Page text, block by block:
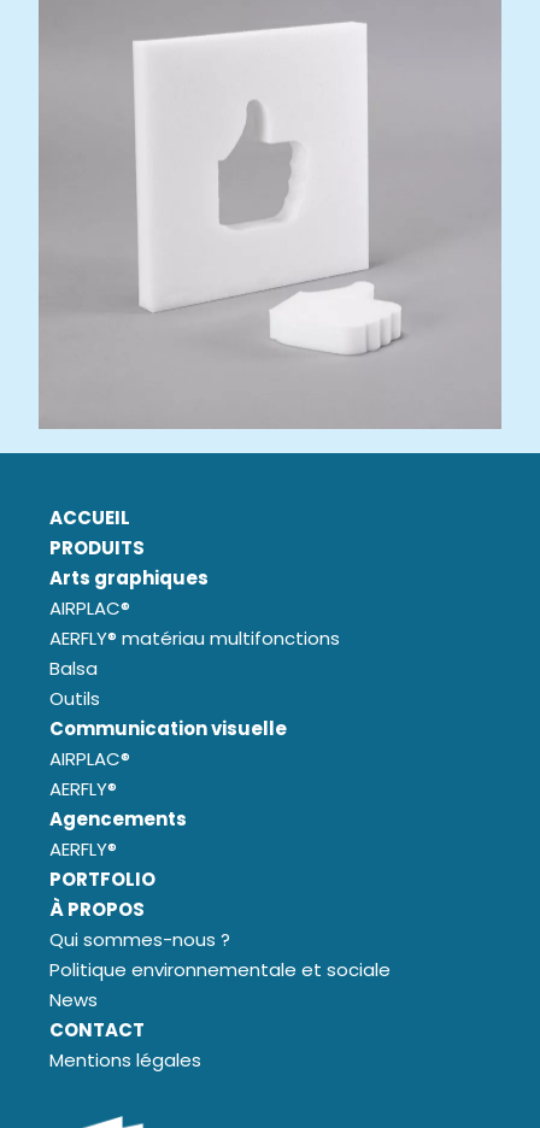
ACCUEIL
PRODUITS
Arts graphiques
AIRPLAC®
AERFLY® matériau multifonctions
Balsa
Outils
Communication visuelle
AIRPLAC®
AERFLY®
Agencements
AERFLY®
PORTFOLIO
À PROPOS
Qui sommes-nous ?
Politique environnementale et sociale
News
CONTACT
Mentions légales